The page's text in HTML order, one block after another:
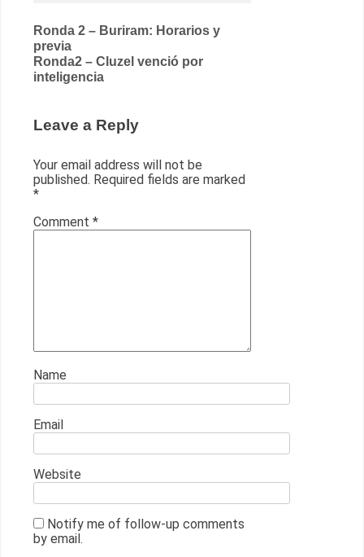
Post
navigation
Ronda 2 – Buriram: Horarios y
previa
Ronda2 – Cluzel venció por
inteligencia
Leave a Reply
Your email address will not be
published. Required fields are marked
*
Comment *
Name
Email
Website
Notify me of follow-up comments
by email.